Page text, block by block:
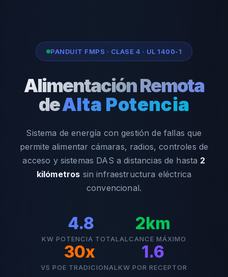
PANDUIT FMPS · CLASE 4 · UL 1400-1
Alimentación Remota
deAlta Potencia
Sistema de energía con gestión de fallas que
permite alimentar cámaras, radios, controles de
acceso y sistemas DAS a distancias de hasta 2
kilómetros sin infraestructura eléctrica
convencional.
4.8
KW POTENCIA TOTAL
2km
ALCANCE MÁXIMO
30x
VS POE TRADICIONAL
1.6
KW POR RECEPTOR